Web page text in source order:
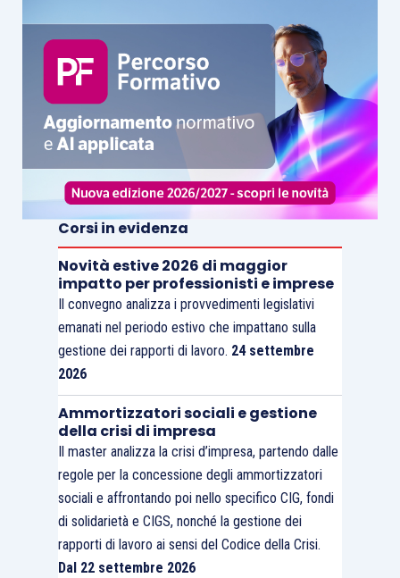
Corsi in evidenza
Novità estive 2026 di maggior
impatto per professionisti e imprese
Il convegno analizza i provvedimenti legislativi
emanati nel periodo estivo che impattano sulla
gestione dei rapporti di lavoro. 24 settembre
2026
Ammortizzatori sociali e gestione
della crisi di impresa
Il master analizza la crisi d’impresa, partendo dalle
regole per la concessione degli ammortizzatori
sociali e affrontando poi nello specifico CIG, fondi
di solidarietà e CIGS, nonché la gestione dei
rapporti di lavoro ai sensi del Codice della Crisi.
Dal 22 settembre 2026